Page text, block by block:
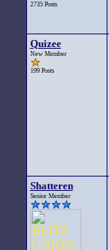
2735 Posts
Quizee
New Member
199 Posts
Shatteren
Senior Member